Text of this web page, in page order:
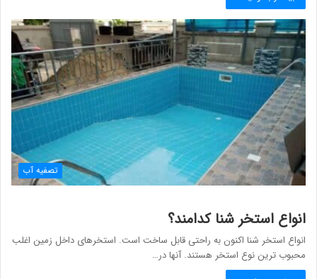
تصفیه آب
انواع استخر شنا کدامند؟
انواع استخر شنا اکنون به راحتی قابل ساخت است. استخرهای داخل زمین اغلب
محبوب ترین نوع استخر هستند. آنها در…